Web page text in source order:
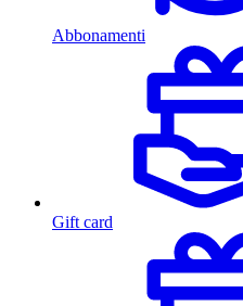
Abbonamenti
Gift card